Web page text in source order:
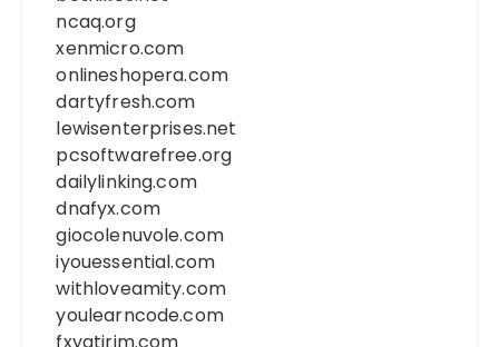
ncaq.org
xenmicro.com
onlineshopera.com
dartyfresh.com
lewisenterprises.net
pcsoftwarefree.org
dailylinking.com
dnafyx.com
giocolenuvole.com
iyouessential.com
withloveamity.com
youlearncode.com